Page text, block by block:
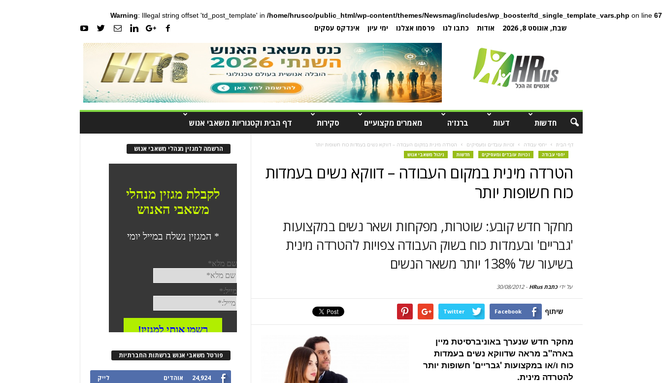
Warning: Illegal string offset 'td_post_template' in /home/hrusco/public_html/wp-content/themes/Newsmag/includes/wp_booster/td_single_template_vars.php on line 67
שבת, אוגוסט 8, 2026 אודות כתבו לנו פרסמו אצלנו ימי עיון אינדקס עסקים
חדשות דעות ברנז'ה מאמרים מקצועיים סקירות דף הבית וקטגוריות משאבי אנוש
דף הבית יחסי עבודה זכויות עובדים ומעסיקים הטרדה מינית במקום העבודה – דווקא נשים בעמדות כוח חשופות יותר
יחסי עבודה זכויות עובדים ומעסיקים חדשות ניהול משאבי אנוש
הטרדה מינית במקום העבודה – דווקא נשים בעמדות
כוח חשופות יותר
מחקר חדש קובע: שוטרות, מפקחות ושאר נשים במקצועות
'גבריים' ובעמדות כוח בשוק העבודה צפויות להטרדה מינית
בשיעור של 138% יותר משאר הנשים
על ידיכתבת HRus -
30/08/2012
שיתוף Facebook
Twitter
מחקר חדש שנערך באוניברסיטת מיין
בארה"ב מראה שדווקא נשים בעמדות
כוח ו/או במקצועות 'גבריים' חשופות יותר
להטרדה מינית.
הרשמה למגזין מנהלי משאבי אנוש
פורטל משאבי אנוש ברשתות החברתיות
24,924 אוהדים לייק